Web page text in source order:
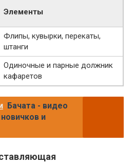
Элементы
Флипы, кувырки, перекаты,
штанги
Одиночные и парные должник
кафаретов
Бачата - видео
и